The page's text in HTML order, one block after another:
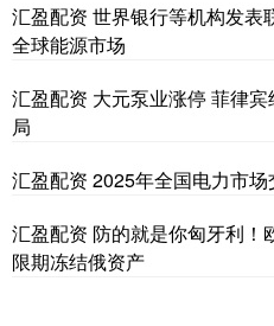
汇盈配资 世界银行等机构发
全球能源市场
汇盈配资 大元泵业涨停 菲律
局
汇盈配资 2025年全国电力市
汇盈配资 防的就是你匈牙利！
限期冻结俄资产